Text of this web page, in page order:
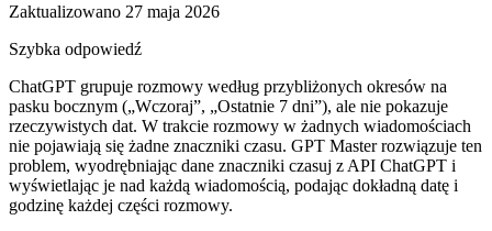
Zaktualizowano 27 maja 2026
Szybka odpowiedź
ChatGPT grupuje rozmowy według przybliżonych okresów na
pasku bocznym („Wczoraj”, „Ostatnie 7 dni”), ale nie pokazuje
rzeczywistych dat. W trakcie rozmowy w żadnych wiadomościach
nie pojawiają się żadne znaczniki czasu. GPT Master rozwiązuje ten
problem, wyodrębniając dane znaczniki czasuj z API ChatGPT i
wyświetlając je nad każdą wiadomością, podając dokładną datę i
godzinę każdej części rozmowy.